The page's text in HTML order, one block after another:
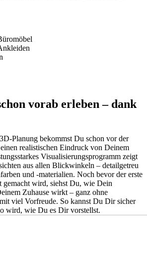
vorab erleben – dank
Planung bekommst Du schon vor der
realistischen Eindruck von Deinem
Visualisierungsprogramm zeigt
aus allen Blickwinkeln – detailgetreu
und -materialien. Noch bevor der erste
gemacht wird, siehst Du, wie Dein
Zuhause wirkt – ganz ohne
viel Vorfreude. So kannst Du Dir sicher
wird, wie Du es Dir vorstellst.